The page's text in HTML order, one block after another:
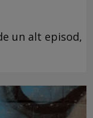
un alt episod,